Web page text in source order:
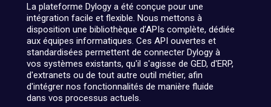
La plateforme Dylogy a été conçue pour une
intégration facile et flexible. Nous mettons à
disposition une bibliothèque d’APIs complète, dédiée
aux équipes informatiques. Ces API ouvertes et
standardisées permettent de connecter Dylogy à
vos systèmes existants, qu'il s'agisse de GED, d'ERP,
d'extranets ou de tout autre outil métier, afin
d'intégrer nos fonctionnalités de manière fluide
dans vos processus actuels.